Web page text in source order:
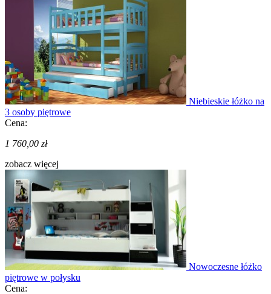
Niebieskie łóżko na
3 osoby piętrowe
Cena:
1 760,00 zł
zobacz więcej
Nowoczesne łóżko
piętrowe w połysku
Cena: